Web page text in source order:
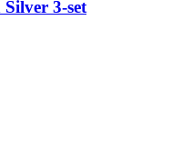
3-set